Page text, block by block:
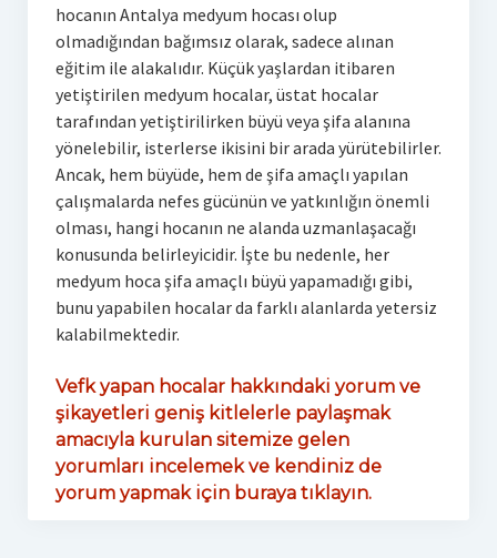
hocanın Antalya medyum hocası olup
olmadığından bağımsız olarak, sadece alınan
eğitim ile alakalıdır. Küçük yaşlardan itibaren
yetiştirilen medyum hocalar, üstat hocalar
tarafından yetiştirilirken büyü veya şifa alanına
yönelebilir, isterlerse ikisini bir arada yürütebilirler.
Ancak, hem büyüde, hem de şifa amaçlı yapılan
çalışmalarda nefes gücünün ve yatkınlığın önemli
olması, hangi hocanın ne alanda uzmanlaşacağı
konusunda belirleyicidir. İşte bu nedenle, her
medyum hoca şifa amaçlı büyü yapamadığı gibi,
bunu yapabilen hocalar da farklı alanlarda yetersiz
kalabilmektedir.
Vefk yapan hocalar hakkındaki yorum ve
şikayetleri geniş kitlelerle paylaşmak
amacıyla kurulan sitemize gelen
yorumları incelemek ve kendiniz de
yorum yapmak için buraya tıklayın.